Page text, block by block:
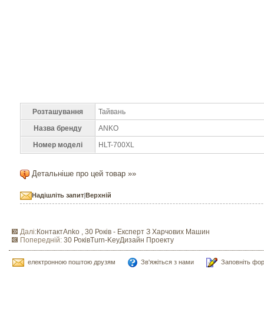
Розташування
Тайвань
Назва бренду
ANKO
Номер моделі
HLT-700XL
Детальніше про цей товар »»
Надішліть запит|Верхній
Далі:КонтактAnko , 30 Років - Експерт З Харчових Машин
Попередній: 30 РоківTurn-KeyДизайн Проекту
електронною поштою друзям Зв'яжіться з нами Заповніть